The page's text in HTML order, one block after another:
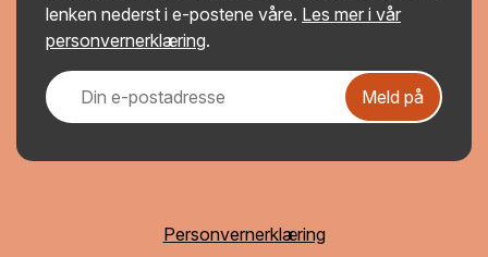
lenken nederst i e-postene våre. Les mer i vår
personvernerklæring.
Meld på
Personvernerklæring